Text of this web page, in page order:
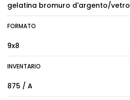
gelatina bromuro d'argento/vetro
FORMATO
9x8
INVENTARIO
875 / A